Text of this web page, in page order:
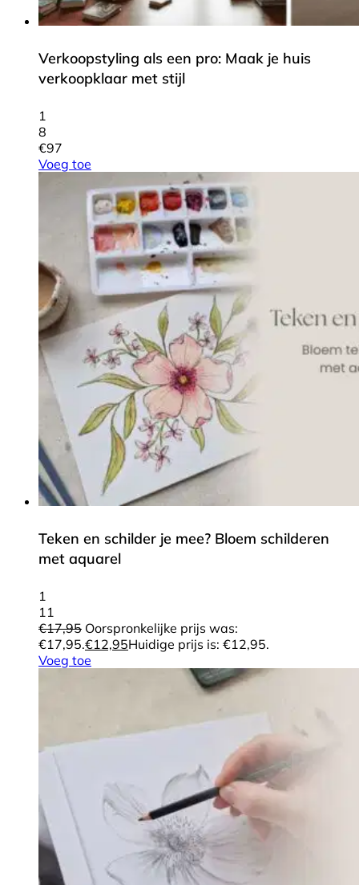
Verkoopstyling als een pro: Maak je huis
verkoopklaar met stijl
1
8
€97
Voeg toe
Teken en schilder je mee? Bloem schilderen
met aquarel
1
11
€17,95 Oorspronkelijke prijs was:
€17,95.€12,95Huidige prijs is: €12,95.
Voeg toe